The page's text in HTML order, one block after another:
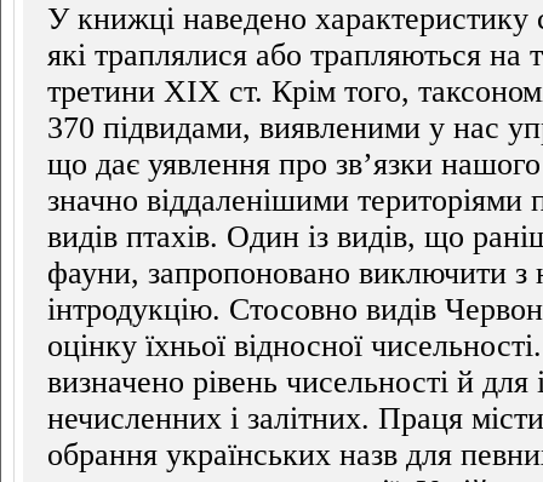
У книжці наведено характеристику
які траплялися або трапляються на
третини ХІХ ст. Крім того,
370 підвидами, виявленими у нас
що дає уявлення про зв’язки нашого
значно віддаленішими
видів птахів. Один із видів, що
фауни, запропоновано виключити з
інтродукцію. Стосовно видів
оцінку їхньої відносної
визначено рівень чисельності й
нечисленних і залітних. Праця
обрання українських назв для